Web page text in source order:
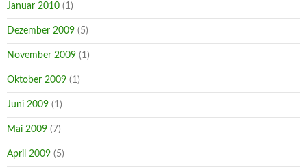
Januar 2010 (1)
Dezember 2009 (5)
November 2009 (1)
Oktober 2009 (1)
Juni 2009 (1)
Mai 2009 (7)
April 2009 (5)